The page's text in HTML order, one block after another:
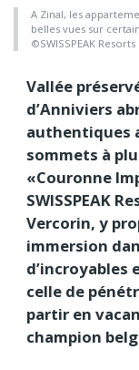
A Zinal, les
belles vues sur
©SWISSPEAK Resorts
Vallée
d’Anniviers
authentiques
sommets à
«Couronne
SWISSPEAK
Vercorin, y
immersion
d’incroyables
celle de
partir en
champion